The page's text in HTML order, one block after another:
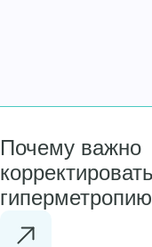
Почему важно
корректировать